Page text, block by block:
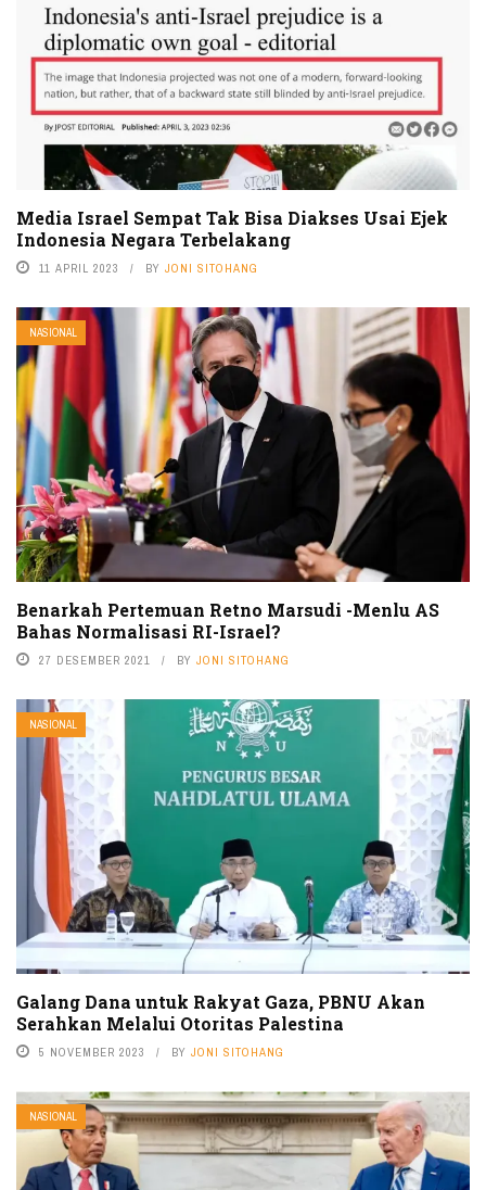
Media Israel Sempat Tak Bisa Diakses Usai Ejek
Indonesia Negara Terbelakang
11 APRIL 2023 BY JONI SITOHANG
NASIONAL
Benarkah Pertemuan Retno Marsudi -Menlu AS
Bahas Normalisasi RI-Israel?
27 DESEMBER 2021 BY JONI SITOHANG
NASIONAL
Galang Dana untuk Rakyat Gaza, PBNU Akan
Serahkan Melalui Otoritas Palestina
5 NOVEMBER 2023 BY JONI SITOHANG
NASIONAL